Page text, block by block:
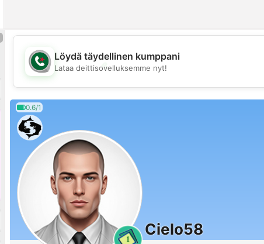
💖
💕
Löydä täydellinen kumppani
Lataa deittisovelluksemme nyt!
0.6/1
1
Cielo58